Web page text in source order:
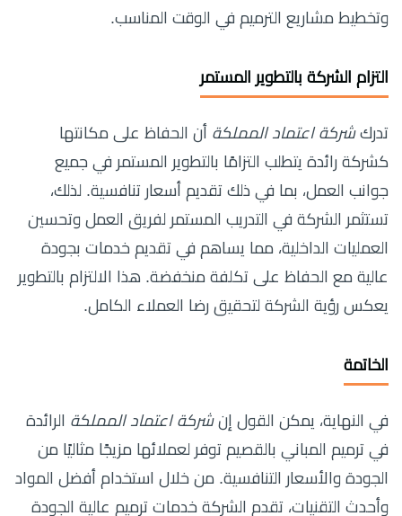
وتخطيط مشاريع الترميم في الوقت المناسب.
التزام الشركة بالتطوير المستمر
تدركشركة اعتماد المملكة أن الحفاظ على مكانتها
كشركة رائدة يتطلب التزامًا بالتطوير المستمر في جميع
جوانب العمل، بما في ذلك تقديم أسعار تنافسية. لذلك،
تستثمر الشركة في التدريب المستمر لفريق العمل وتحسين
العمليات الداخلية، مما يساهم في تقديم خدمات بجودة
عالية مع الحفاظ على تكلفة منخفضة. هذا الالتزام بالتطوير
يعكس رؤية الشركة لتحقيق رضا العملاء الكامل.
الخاتمة
في النهاية، يمكن القول إنشركة اعتماد المملكة الرائدة
في ترميم المباني بالقصيم توفر لعملائها مزيجًا مثاليًا من
الجودة والأسعار التنافسية. من خلال استخدام أفضل المواد
وأحدث التقنيات، تقدم الشركة خدمات ترميم عالية الجودة